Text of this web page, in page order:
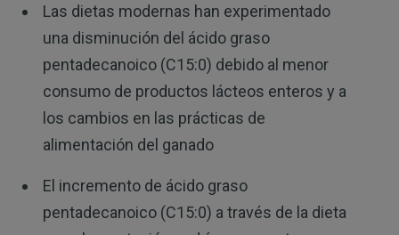
Las dietas modernas han experimentado
una disminución del ácido graso
pentadecanoico (C15:0) debido al menor
consumo de productos lácteos enteros y a
los cambios en las prácticas de
alimentación del ganado
El incremento de ácido graso
pentadecanoico (C15:0) a través de la dieta